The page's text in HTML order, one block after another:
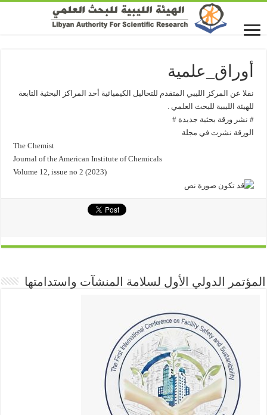
أوراق_علمية
نقلا عن المركز الليبي المتقدم للتحاليل الكيميائية أحد المراكز البحثية التابعة
للهيئة الليبية للبحث العلمي .
# نشر ورقة بحثية جديدة #
الورقة نشرت في مجلة
The Chemist
Journal of the American Institute of Chemicals
Volume 12, issue no 2 (2023)
المؤتمر الدولي الأول لسلامة المنشآت واستدامتها